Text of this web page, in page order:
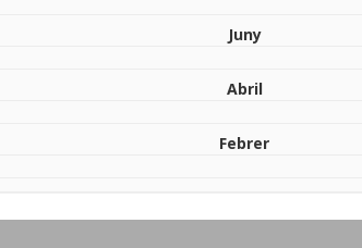
Juny
Abril
Febrer